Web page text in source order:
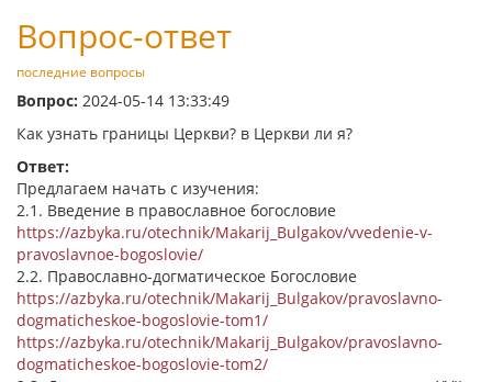
Вопрос-ответ
последние вопросы
Вопрос: 2024-05-14 13:33:49
Как узнать границы Церкви? в Церкви ли я?
Ответ:
Предлагаем начать с изучения:
2.1. Введение в православное богословие
https://azbyka.ru/otechnik/Makarij_Bulgakov/vvedenie-v-
pravoslavnoe-bogoslovie/
2.2. Православно-догматическое Богословие
https://azbyka.ru/otechnik/Makarij_Bulgakov/pravoslavno-
dogmaticheskoe-bogoslovie-tom1/
https://azbyka.ru/otechnik/Makarij_Bulgakov/pravoslavno-
dogmaticheskoe-bogoslovie-tom2/